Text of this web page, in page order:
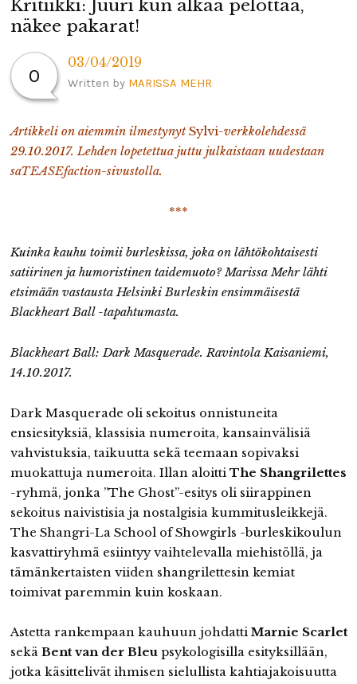
Kritiikki: Juuri kun alkaa pelottaa,
näkee pakarat!
0
03/04/2019
Written by MARISSA MEHR
Artikkeli on aiemmin ilmestynytSylvi-verkkolehdessä
29.10.2017. Lehden lopetettua juttu julkaistaan uudestaan
saTEASEfaction-sivustolla.
***
Kuinka kauhu toimii burleskissa, joka on lähtökohtaisesti
satiirinen ja humoristinen taidemuoto? Marissa Mehr lähti
etsimään vastausta Helsinki Burleskin ensimmäisestä
Blackheart Ball -tapahtumasta.
Blackheart Ball: Dark Masquerade. Ravintola Kaisaniemi,
14.10.2017.
Dark Masquerade oli sekoitus onnistuneita
ensiesityksiä, klassisia numeroita, kansainvälisiä
vahvistuksia, taikuutta sekä teemaan sopivaksi
muokattuja numeroita. Illan aloitti The Shangrilettes
-ryhmä, jonka ”The Ghost”-esitys oli siirappinen
sekoitus naivistisia ja nostalgisia kummitusleikkejä.
The Shangri-La School of Showgirls -burleskikoulun
kasvattiryhmä esiintyy vaihtelevalla miehistöllä, ja
tämänkertaisten viiden shangrilettesin kemiat
toimivat paremmin kuin koskaan.
Astetta rankempaan kauhuun johdatti Marnie Scarlet
sekä Bent van der Bleupsykologisilla esityksillään,
jotka käsittelivät ihmisen sielullista kahtiajakoisuutta